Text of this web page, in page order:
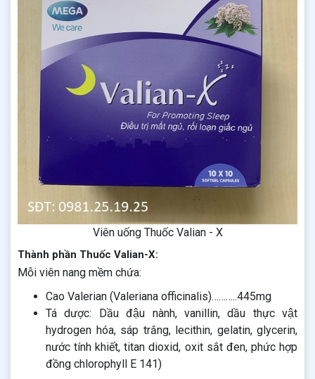
Viên uống Thuốc Valian - X
Thành phần Thuốc Valian-X:
Mỗi viên nang mềm chứa:
Cao Valerian (Valeriana officinalis)………..445mg
Tá dược: Dầu đậu nành, vanillin, dầu thực vật
hydrogen hóa, sáp trắng, lecithin, gelatin, glycerin,
nước tính khiết, titan dioxid, oxit sắt đen, phức hợp
đồng chlorophyll E 141)